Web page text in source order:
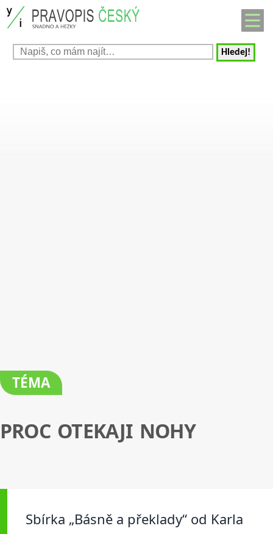
Hledej!
TÉMA
PROC OTEKAJI NOHY
Sbírka „Básně a překlady“ od Karla